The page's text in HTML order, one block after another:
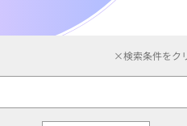
×検索条件をク